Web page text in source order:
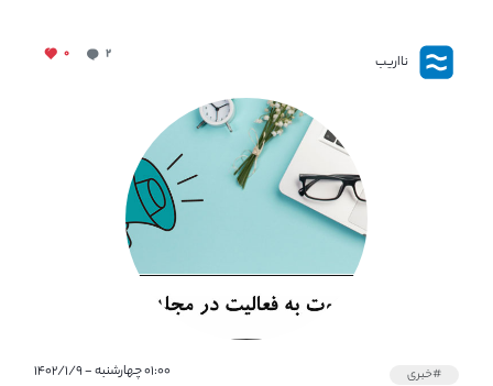
نااریب ۲ ۰
#خبری ۰۱:۰۰ چهارشنبه - ۱۴۰۲/۱/۹